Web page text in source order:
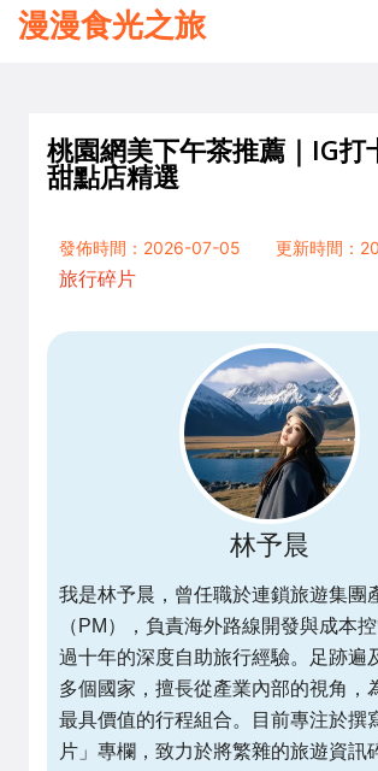
漫漫食光之旅
桃園網美下午茶推薦｜IG打
甜點店精選
發佈時間：2026-07-05
更新時間：
旅行碎片
林予晨
我是林予晨，曾任職於連鎖旅遊集團
（PM），負責海外路線開發與成本
過十年的深度自助旅行經驗。足跡遍
多個國家，擅長從產業內部的視角，
最具價值的行程組合。目前專注於撰
片」專欄，致力於將繁雜的旅遊資訊